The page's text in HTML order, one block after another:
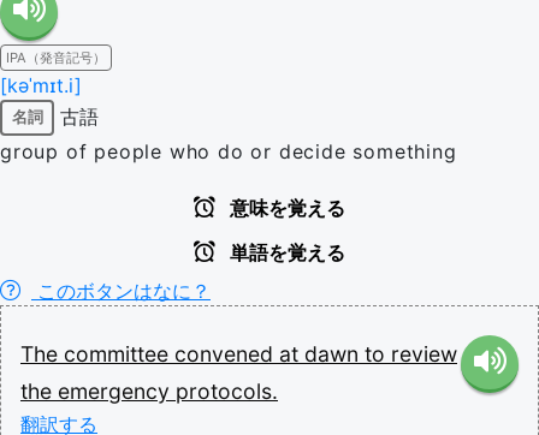
IPA（発音記号）
[kəˈmɪt.i]
名詞
古語
group of people who do or decide something
意味を覚える
単語を覚える
このボタンはなに？
The committee convened at dawn to review
the emergency protocols.
翻訳する